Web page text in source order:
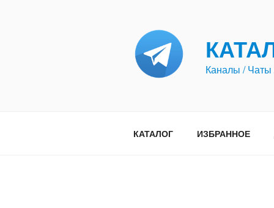
Каналы /
КАТАЛОГ ИЗБРАННОЕ